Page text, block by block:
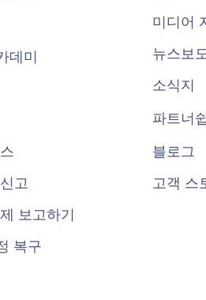
데미
고
보고하기
복구
미디어
뉴스보도
소식지
파트너
블로그
고객 스